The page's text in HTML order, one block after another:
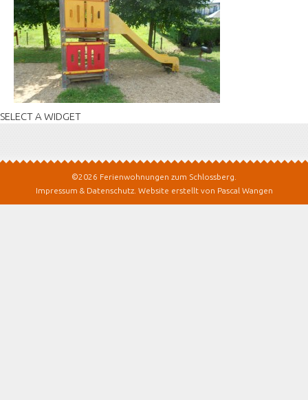
SELECT A WIDGET
©2026 Ferienwohnungen zum Schlossberg.
Impressum & Datenschutz. Website erstellt von Pascal Wangen